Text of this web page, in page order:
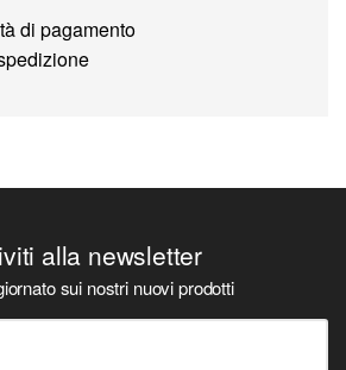
di pagamento
alla newsletter
sui nostri nuovi prodotti